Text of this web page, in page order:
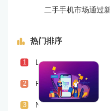
热门排序
1 Lenovo Legion Phone 3上市，搭载更为强劲的处理器和游戏体验
2 Realme X9传闻曝光，或将配备更为优秀的摄像头和屏幕技术
3 Nokia发布全新Nokia 8 V 5G UW，支持超快5G网络和专为美国市场定制